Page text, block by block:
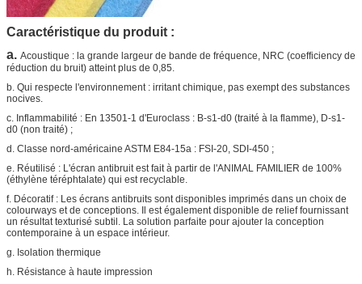
Caractéristique du produit :
a. Acoustique : la grande largeur de bande de fréquence, NRC (coefficiency de
réduction du bruit) atteint plus de 0,85.
b. Qui respecte l'environnement : irritant chimique, pas exempt des substances
nocives.
c. Inflammabilité : En 13501-1 d'Euroclass : B-s1-d0 (traité à la flamme), D-s1-
d0 (non traité) ;
d. Classe nord-américaine ASTM E84-15a : FSI-20, SDI-450 ;
e. Réutilisé : L'écran antibruit est fait à partir de l'ANIMAL FAMILIER de 100%
(éthylène téréphtalate) qui est recyclable.
f. Décoratif : Les écrans antibruits sont disponibles imprimés dans un choix de
colourways et de conceptions. Il est également disponible de relief fournissant
un résultat texturisé subtil. La solution parfaite pour ajouter la conception
contemporaine à un espace intérieur.
g. Isolation thermique
h. Résistance à haute impression